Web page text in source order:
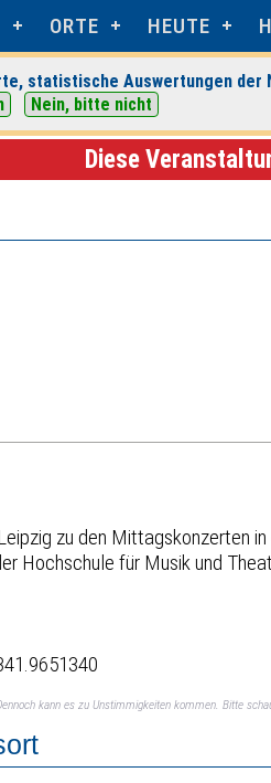
ORTE HEUTE
statistische Auswertungen
Nein, bitte nicht
Veranstaltungsdetails
Diese
zu den Mittagskonzerten
Hochschule für Musik und
kann es zu Unstimmigkeiten kommen. Bitte